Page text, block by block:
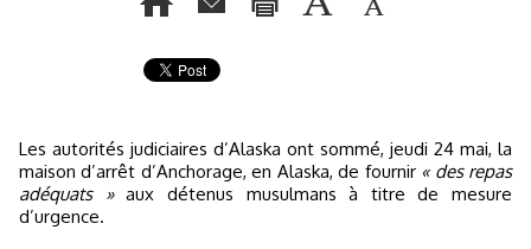
Les autorités judiciaires d’Alaska ont sommé, jeudi 24 mai, la
maison d’arrêt d’Anchorage, en Alaska, de fournir « des repas
adéquats »aux détenus musulmans à titre de mesure
d’urgence.